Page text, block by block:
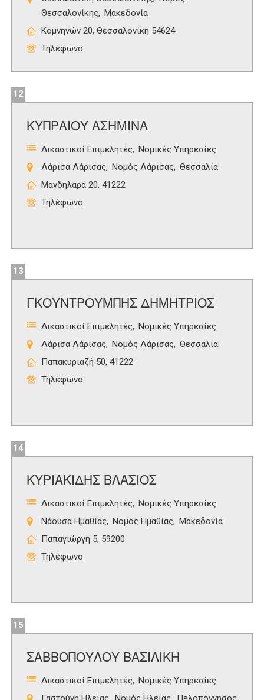
Θεσσαλονίκης
Μακεδονία
Κομνηνών 20, Θεσσαλονίκη 54624
Τηλέφωνο
12
ΚΥΠΡΑΙΟΥ ΑΣΗΜΙΝΑ
Δικαστικοί Επιμελητές
Νομικές Υπηρεσίες
Λάρισα Λάρισας
Νομός Λάρισας
Θεσσαλία
Μανδηλαρά 20, 41222
Τηλέφωνο
13
ΓΚΟΥΝΤΡΟΥΜΠΗΣ ΔΗΜΗΤΡΙΟΣ
Δικαστικοί Επιμελητές
Νομικές Υπηρεσίες
Λάρισα Λάρισας
Νομός Λάρισας
Θεσσαλία
Παπακυριαζή 50, 41222
Τηλέφωνο
14
ΚΥΡΙΑΚΙΔΗΣ ΒΛΑΣΙΟΣ
Δικαστικοί Επιμελητές
Νομικές Υπηρεσίες
Νάουσα Ημαθίας
Νομός Ημαθίας
Μακεδονία
Παπαγιώργη 5, 59200
Τηλέφωνο
15
ΣΑΒΒΟΠΟΥΛΟΥ ΒΑΣΙΛΙΚΗ
Δικαστικοί Επιμελητές
Νομικές Υπηρεσίες